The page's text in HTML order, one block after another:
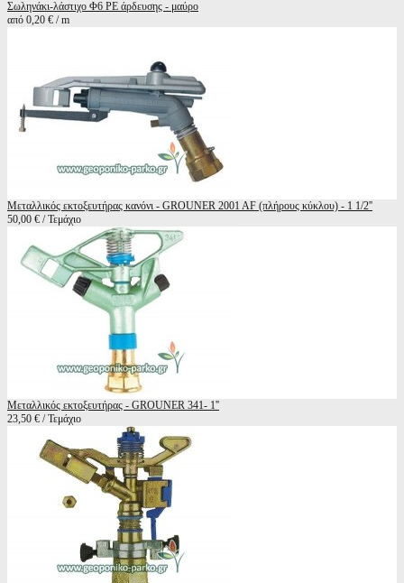
Σωληνάκι-λάστιχο Φ6 ΡΕ άρδευσης - μαύρο
από 0,20 € / m
Μεταλλικός εκτοξευτήρας κανόνι - GROUNER 2001 AF (πλήρους κύκλου) - 1 1/2''
50,00 € / Τεμάχιο
Μεταλλικός εκτοξευτήρας - GROUNER 341- 1''
23,50 € / Τεμάχιο